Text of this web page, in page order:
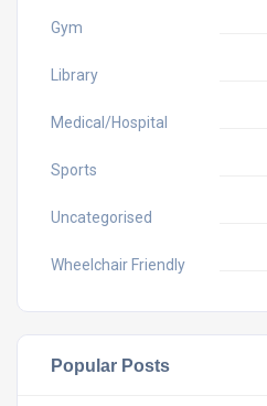
Gym
Library
Medical/Hospital
Sports
Uncategorised
Wheelchair Friendly
Popular Posts